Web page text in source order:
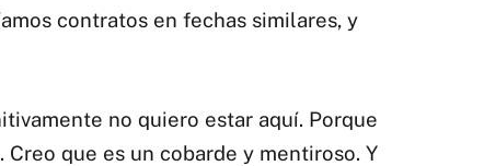
contratos en fechas similares, y
no quiero estar aquí. Porque
que es un cobarde y mentiroso. Y